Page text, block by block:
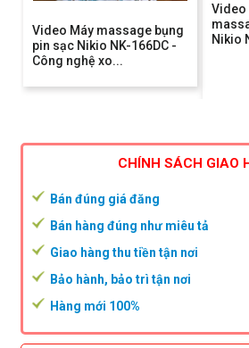
Video Máy massage bụng
pin sạc Nikio NK-166DC -
Công nghệ xo...
Video
Nikio
CHÍNH SÁCH GIAO
Bán đúng giá đăng
Bán hàng đúng như miêu tả
Giao hàng thu tiền tận nơi
Bảo hành, bảo trì tận nơi
Hàng mới 100%